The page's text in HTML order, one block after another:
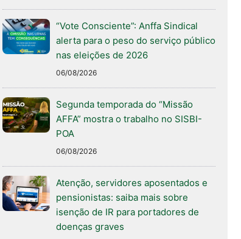
“Vote Consciente”: Anffa Sindical
alerta para o peso do serviço público
nas eleições de 2026
06/08/2026
Segunda temporada do “Missão
AFFA” mostra o trabalho no SISBI-
POA
06/08/2026
Atenção, servidores aposentados e
pensionistas: saiba mais sobre
isenção de IR para portadores de
doenças graves